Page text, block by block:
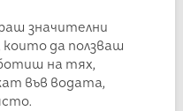
значителни
да ползваш
на тях,
във водата,